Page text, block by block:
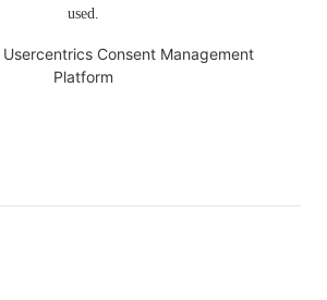
used.
Usercentrics Consent Management
Platform